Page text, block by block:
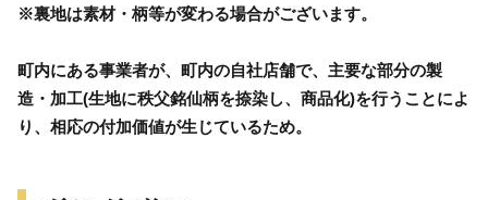
※裏地は素材・柄等が変わる場合がございます。
町内にある事業者が、町内の自社店舗で、主要な部分の製
造・加工(生地に秩父銘仙柄を捺染し、商品化)を行うことによ
り、相応の付加価値が生じているため。